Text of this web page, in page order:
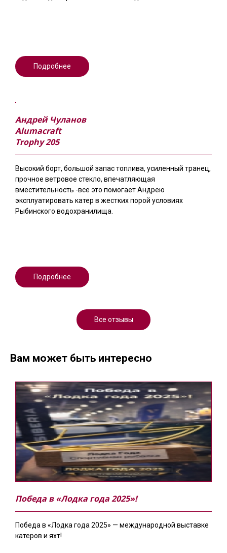
Подробнее
Андрей Чуланов
Alumacraft
Trophy 205
Высокий борт, большой запас топлива, усиленный транец,
прочное ветровое стекло, впечатляющая
вместительность -все это помогает Андрею
эксплуатировать катер в жестких порой условиях
Рыбинского водохранилища.
Подробнее
Все отзывы
Вам может быть интересно
Победа в «Лодка года 2025»!
Победа в «Лодка года 2025» — международной выставке
катеров и яхт!